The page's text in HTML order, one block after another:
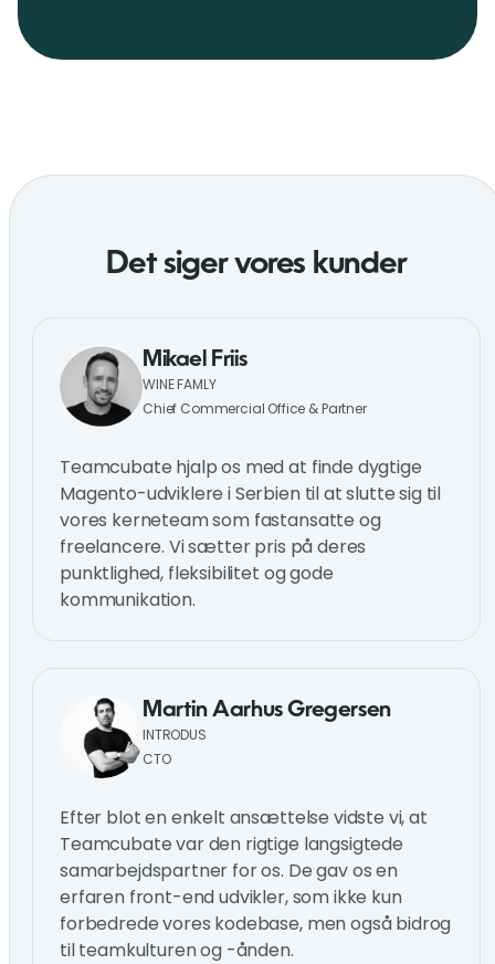
Det siger vores kunder
Mikael Friis
WINE FAMLY
Chief Commercial Office & Partner
Teamcubate hjalp os med at finde dygtige
Magento-udviklere i Serbien til at slutte sig til
vores kerneteam som fastansatte og
freelancere. Vi sætter pris på deres
punktlighed, fleksibilitet og gode
kommunikation.
Martin Aarhus Gregersen
INTRODUS
CTO
Efter blot en enkelt ansættelse vidste vi, at
Teamcubate var den rigtige langsigtede
samarbejdspartner for os. De gav os en
erfaren front-end udvikler, som ikke kun
forbedrede vores kodebase, men også bidrog
til teamkulturen og -ånden.